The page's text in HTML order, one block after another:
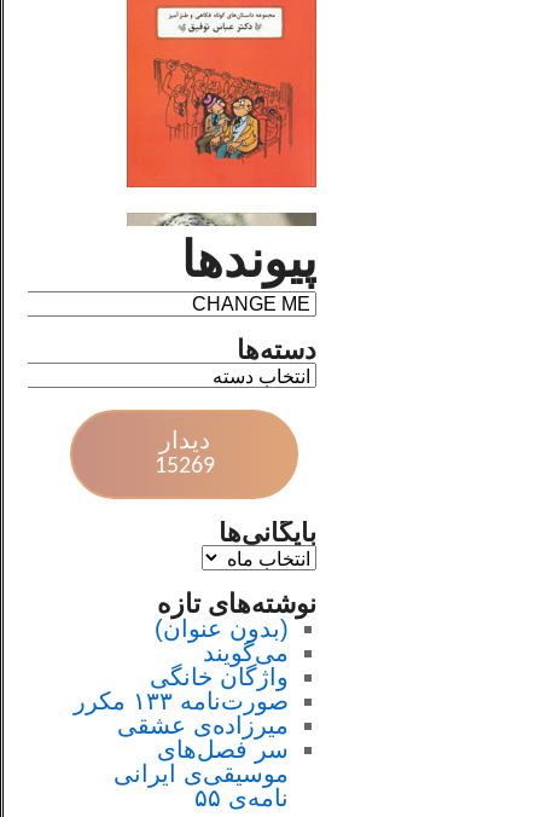
پیوندها
دسته‌ها
دیدار
15269
بایگانی‌ها
نوشته‌های تازه
(بدون عنوان)
می‌گویند
واژگان خانگی
صورت‌نامه ۱۳۳ مکرر
میرزاده‌ی عشقی
سر فصل‌هاى
موسيقى‌ی ايرانى
نامه‌ی ۵۵